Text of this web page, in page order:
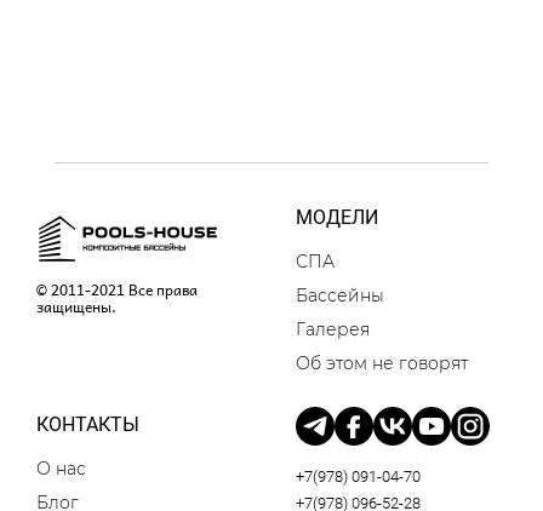
© 2011-2021 Все права
защищены.
МОДЕЛИ
СПА
Бассейны
Галерея
Об этом не говорят
КОНТАКТЫ
О нас
Блог
+7(978) 091-04-70
+7(978) 096-52-28